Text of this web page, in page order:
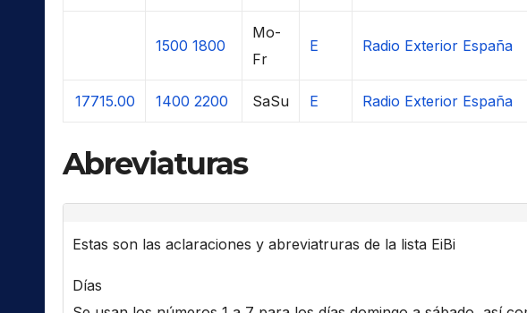
1500 1800
Mo-
Fr
E Radio Exterior España
17715.00 1400 2200 SaSu E Radio Exterior España
Abreviaturas
Estas son las aclaraciones y abreviatruras de la lista EiBi
Días